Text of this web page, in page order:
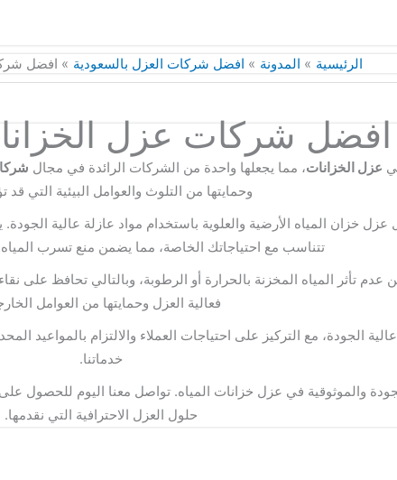
الرئيسية المدونة افضل شركات العزل بالسعودية افضل
افضل شركات عزل
عزل الخزانات، مما يجعلها واحدة من الشركات الرائدة في مجال
وحمايتها من التلوث والعوامل البيئية التي قد
خزان المياه الأرضية والعلوية باستخدام مواد عازلة عالية
تتناسب مع احتياجاتك الخاصة، مما يضمن منع تسرب
تأثر المياه المخزنة بالحرارة أو الرطوبة، وبالتالي تحافظ على
فعالية العزل وحمايتها من العوامل
الجودة، مع التركيز على احتياجات العملاء والالتزام
خدماتنا.
والموثوقية في عزل خزانات المياه. تواصل معنا اليوم للحصول
حلول العزل الاحترافية التي نقدمها.